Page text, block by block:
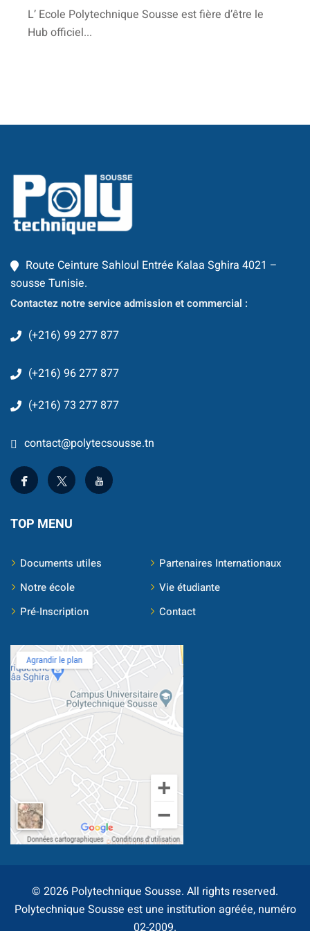
Intelligence
PFE
& intervention
L’ Ecole Polytechnique Sousse est fière d’être le
Hub officiel...
Route Ceinture Sahloul Entrée Kalaa Sghira 4021 –
sousse Tunisie.
Contactez notre service admission et commercial :
(+216) 99 277 877
(+216) 96 277 877
(+216) 73 277 877
contact@polytecsousse.tn
TOP MENU
Documents utiles
Partenaires Internationaux
Notre école
Vie étudiante
Pré-Inscription
Contact
© 2026 Polytechnique Sousse. All rights reserved.
Polytechnique Sousse est une institution agréée, numéro
02-2009.